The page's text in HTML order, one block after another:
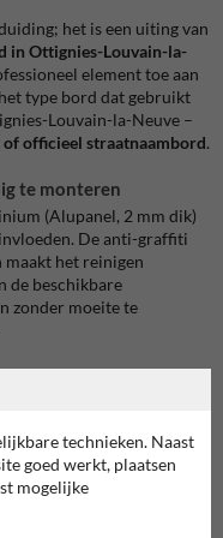
het is een uiting van
in Ottignies-Louvain-la-
element toe aan
type bord dat gebruikt
Louvain-la-Neuve –
officieel straatnaambord.
te monteren
(Alupanel, 2 mm dik)
De anti-graffiti
maakt het reinigen
de beschikbare
zonder moeite te
en omgeving.
in het straatbeeld
technieken. Naast
goed werkt, plaatsen
mogelijke